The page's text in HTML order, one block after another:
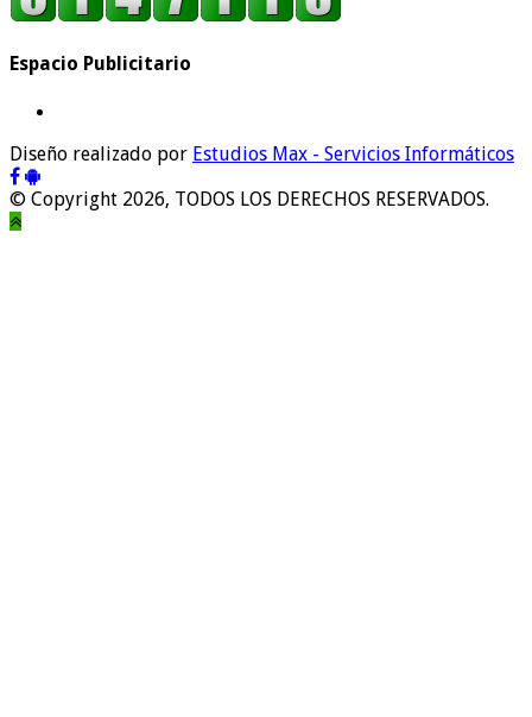
Espacio Publicitario
Diseño realizado por Estudios Max - Servicios Informáticos
© Copyright 2026, TODOS LOS DERECHOS RESERVADOS.